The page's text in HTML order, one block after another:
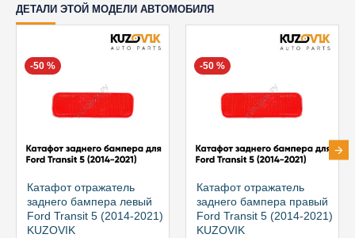
ДЕТАЛИ ЭТОЙ МОДЕЛИ АВТОМОБИЛЯ
-50 %
Катафот отражатель
заднего бампера левый
Ford Transit 5 (2014-2021)
KUZOVIK
-50 %
Катафот отражатель
заднего бампера правый
Ford Transit 5 (2014-2021)
KUZOVIK